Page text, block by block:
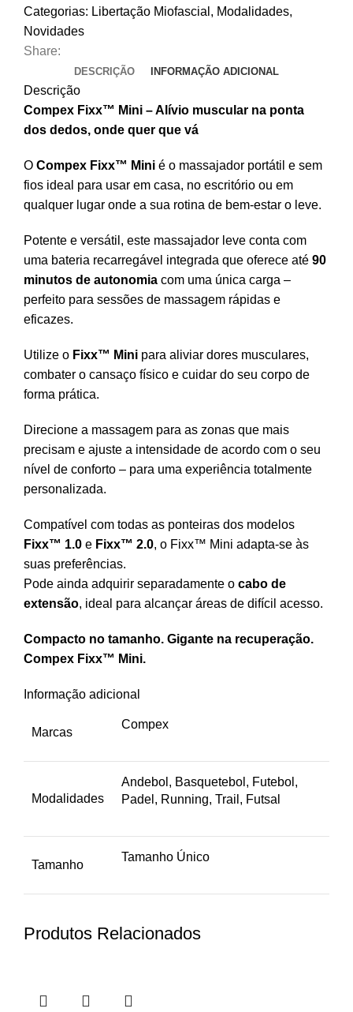
Categorias: Libertação Miofascial , Modalidades,
Novidades
Share:
DESCRIÇÃO INFORMAÇÃO ADICIONAL
Descrição
Compex Fixx™ Mini – Alívio muscular na ponta
dos dedos, onde quer que vá
O Compex Fixx™ Mini é o massajador portátil e sem
fios ideal para usar em casa, no escritório ou em
qualquer lugar onde a sua rotina de bem-estar o leve.
Potente e versátil, este massajador leve conta com
uma bateria recarregável integrada que oferece até 90
minutos de autonomia com uma única carga –
perfeito para sessões de massagem rápidas e
eficazes.
Utilize o Fixx™ Mini para aliviar dores musculares,
combater o cansaço físico e cuidar do seu corpo de
forma prática.
Direcione a massagem para as zonas que mais
precisam e ajuste a intensidade de acordo com o seu
nível de conforto – para uma experiência totalmente
personalizada.
Compatível com todas as ponteiras dos modelos
Fixx™ 1.0 e Fixx™ 2.0, o Fixx™ Mini adapta-se às
suas preferências.
Pode ainda adquirir separadamente o cabo de
extensão, ideal para alcançar áreas de difícil acesso.
Compacto no tamanho. Gigante na recuperação.
Compex Fixx™ Mini.
Informação adicional
Marcas
Compex
Modalidades
Andebol, Basquetebol, Futebol,
Padel, Running, Trail, Futsal
Tamanho
Tamanho Único
Produtos Relacionados